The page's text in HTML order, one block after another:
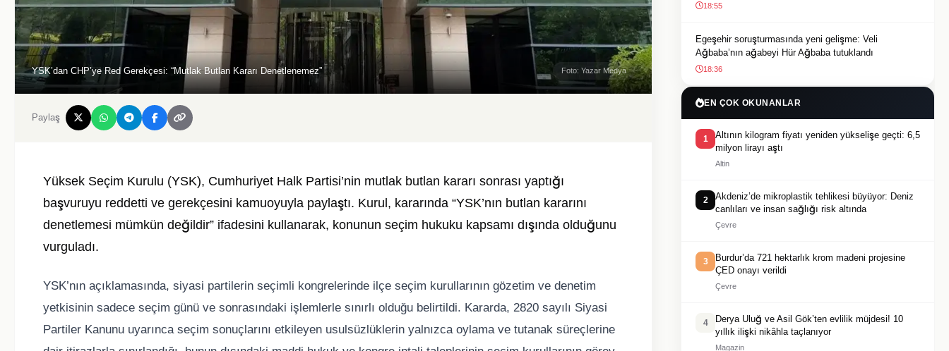
YSK’dan CHP’ye Red Gerekçesi: “Mutlak Butlan Kararı Denetlenemez” Foto: Yazar Medya
Paylaş
Yüksek Seçim Kurulu (YSK), Cumhuriyet Halk Partisi’nin mutlak butlan kararı sonrası yaptığı
başvuruyu reddetti ve gerekçesini kamuoyuyla paylaştı. Kurul, kararında “YSK’nın butlan kararını
denetlemesi mümkün değildir” ifadesini kullanarak, konunun seçim hukuku kapsamı dışında olduğunu
vurguladı.
YSK’nın açıklamasında, siyasi partilerin seçimli kongrelerinde ilçe seçim kurullarının gözetim ve denetim
yetkisinin sadece seçim günü ve sonrasındaki işlemlerle sınırlı olduğu belirtildi. Kararda, 2820 sayılı Siyasi
Partiler Kanunu uyarınca seçim sonuçlarını etkileyen usulsüzlüklerin yalnızca oylama ve tutanak süreçlerine
18:55
Egeşehir soruşturmasında yeni gelişme: Veli
Ağbaba’nın ağabeyi Hür Ağbaba tutuklandı
18:36
EN ÇOK OKUNANLAR
1
Altının kilogram fiyatı yeniden yükselişe geçti: 6,5
milyon lirayı aştı
Altin
2
Akdeniz’de mikroplastik tehlikesi büyüyor: Deniz
canlıları ve insan sağlığı risk altında
Çevre
3
Burdur’da 721 hektarlık krom madeni projesine
ÇED onayı verildi
Çevre
4
Derya Uluğ ve Asil Gök’ten evlilik müjdesi! 10
yıllık ilişki nikâhla taçlanıyor
Magazin